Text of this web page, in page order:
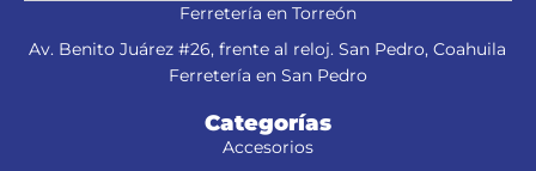
Ferretería en Torreón
Av. Benito Juárez #26, frente al reloj. San Pedro, Coahuila
Ferretería en San Pedro
Categorías
Accesorios